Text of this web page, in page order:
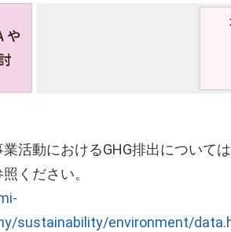
活動におけるGHG排出については
ください。
sustainability/environment/